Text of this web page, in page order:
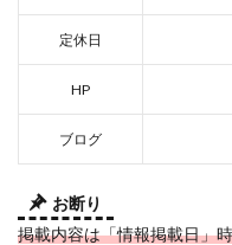
定休日
HP
ブログ
お断り
掲載内容は「情報掲載日」